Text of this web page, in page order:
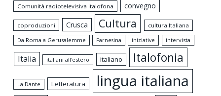
Comunità radiotelevisiva italofona
convegno
coproduzioni Crusca Cultura
cultura Italiana
Da Roma a Gerusalemme
Farnesina iniziative intervista
Italia italiani all'estero italiano Italofonia
La Dante Letteratura lingua italiana